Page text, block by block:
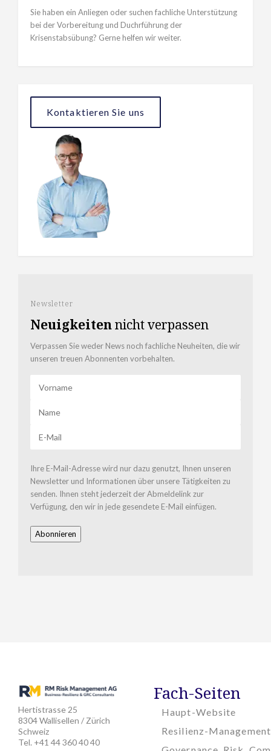
Sie haben ein Anliegen oder suchen fachliche Unterstützung
bei der Vorbereitung und Duchrführung der
Krisenstabsübung? Gerne helfen wir weiter.
Kontaktieren Sie uns
Newsletter
Neuigkeitennicht verpassen
Verpassen Sie weder News noch fachliche Neuheiten, die wir
unseren treuen Abonnenten vorbehalten.
Ihre E-Mail-Adresse wird nur dazu genutzt, Ihnen unseren
Newsletter und Informationen über unsere Tätigkeiten zu
senden. Ihnen steht jederzeit der Abmeldelink zur
Verfügung, den wir in jede gesendete E-Mail einfügen.
Hertistrasse 25
8304 Wallisellen / Zürich
Schweiz
Tel. +41 44 360 40 40
Fach-Seiten
Haupt-Website
Resilienz-Management